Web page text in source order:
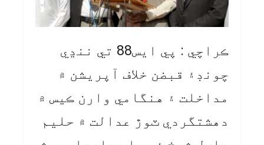
ڪراچي : پي ايس88 تي ننڍي
چونڊ۽ قبضن خلاف آپريشن ۾
مداخلت ۽ هنگامي وارن ڪيس ۾
دهشتگردي ٽوڙ عدالت ۾ حليم